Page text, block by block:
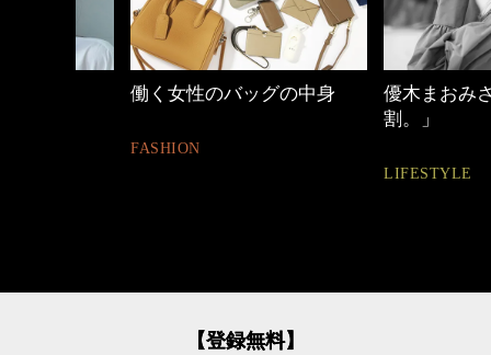
働く女性のバッグの中身
FASHION
優木まおみさん「
割。」
LIFESTYLE
【登録無料】